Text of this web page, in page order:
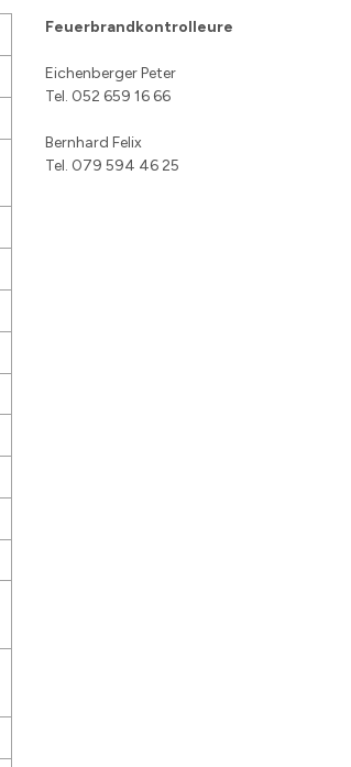
Feuerbrandkontrolleure
Eichenberger Peter
Tel. 052 659 16 66
Bernhard Felix
Tel. 079 594 46 25